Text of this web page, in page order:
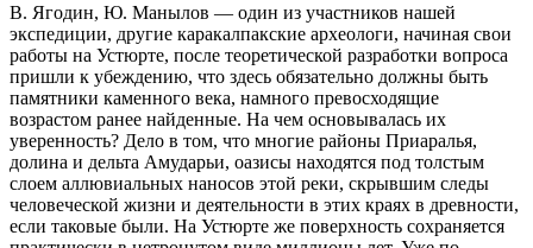
В. Ягодин, Ю. Манылов — один из участников нашей
экспедиции, другие каракалпакские археологи, начиная свои
работы на Устюрте, после теоретической разработки вопроса
пришли к убеждению, что здесь обязательно должны быть
памятники каменного века, намного превосходящие
возрастом ранее найденные. На чем основывалась их
уверенность? Дело в том, что многие районы Приаралья,
долина и дельта Амударьи, оазисы находятся под толстым
слоем аллювиальных наносов этой реки, скрывшим следы
человеческой жизни и деятельности в этих краях в древности,
если таковые были. На Устюрте же поверхность сохраняется